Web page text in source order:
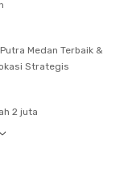
Medan Terbaik &
Strategis
2 juta